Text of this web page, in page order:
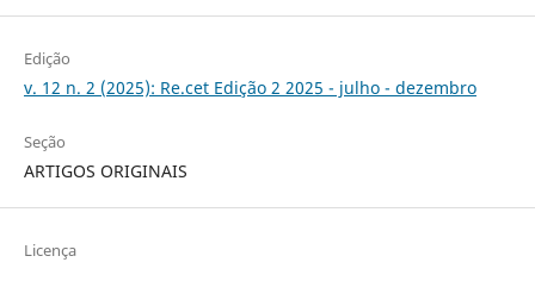
Edição
v. 12 n. 2 (2025): Re.cet Edição 2 2025 - julho - dezembro
Seção
ARTIGOS ORIGINAIS
Licença